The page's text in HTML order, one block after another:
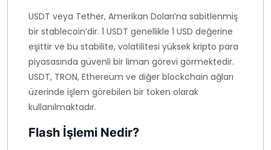
USDT veya Tether, Amerikan Doları’na sabitlenmiş
bir stablecoin’dir. 1 USDT genellikle 1 USD değerine
eşittir ve bu stabilite, volatilitesi yüksek kripto para
piyasasında güvenli bir liman görevi görmektedir.
USDT, TRON, Ethereum ve diğer blockchain ağları
üzerinde işlem görebilen bir token olarak
kullanılmaktadır.
Flash İşlemi Nedir?